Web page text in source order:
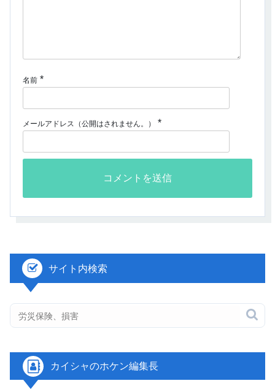
名前 *
メールアドレス（公開はされません。） *
サイト内検索

カイシャのホケン編集長